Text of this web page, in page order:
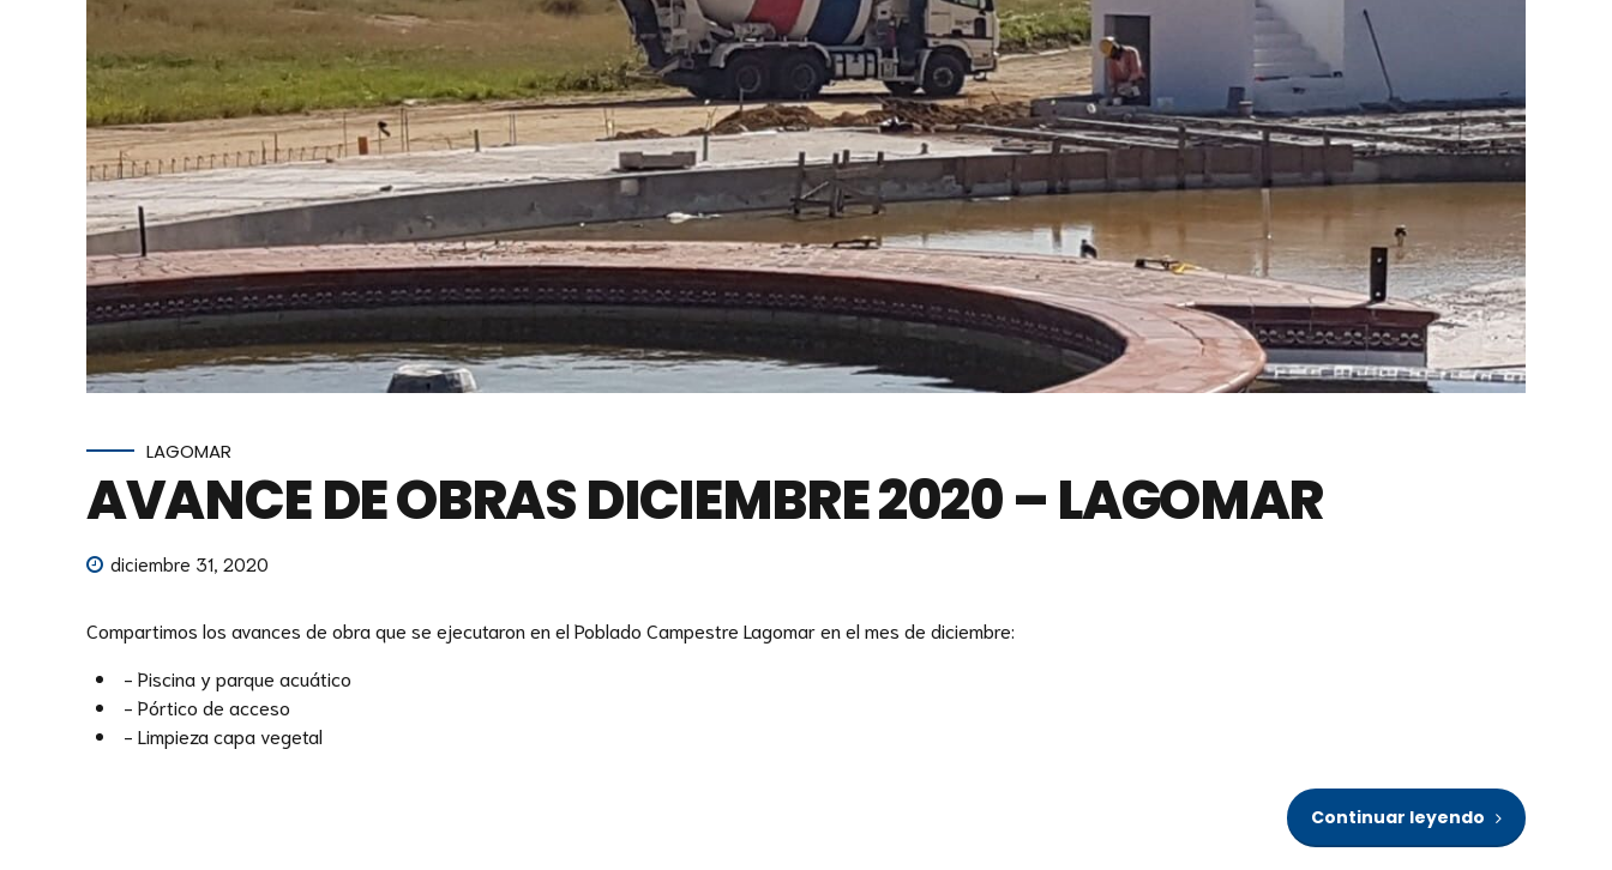
LAGOMAR
AVANCE DE OBRAS DICIEMBRE 2020 – LAGOMAR
diciembre 31, 2020
Compartimos los avances de obra que se ejecutaron en el Poblado Campestre Lagomar en el mes de diciembre:
- Piscina y parque acuático
- Pórtico de acceso
- Limpieza capa vegetal
Continuar leyendo